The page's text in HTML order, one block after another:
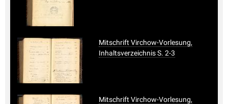
Mitschrift Virchow-Vorlesung,
Inhaltsverzeichnis S. 2-3
Mitschrift Virchow-Vorlesung,